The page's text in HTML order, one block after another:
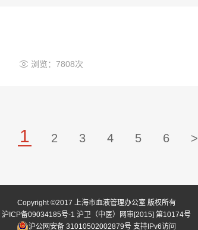
 浏览：7808次
1 2 3 4 5 6 >
Copyright ©2017 上海市血液管理办公室 版权所有
沪ICP备09034185号-1 沪卫（中医）网审[2015] 第10174号
沪公网安备 31010502002879号 支持IPv6访问